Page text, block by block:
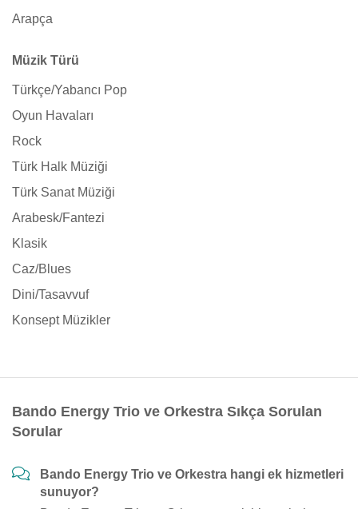
Arapça
Müzik Türü
Türkçe/Yabancı Pop
Oyun Havaları
Rock
Türk Halk Müziği
Türk Sanat Müziği
Arabesk/Fantezi
Klasik
Caz/Blues
Dini/Tasavvuf
Konsept Müzikler
Bando Energy Trio ve Orkestra Sıkça Sorulan
Sorular
Bando Energy Trio ve Orkestra hangi ek hizmetleri
sunuyor?